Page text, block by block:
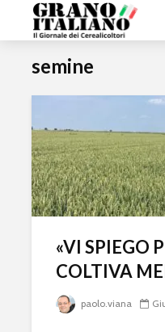
semine
«VI SPIEGO
COLTIVA
paolo.viana